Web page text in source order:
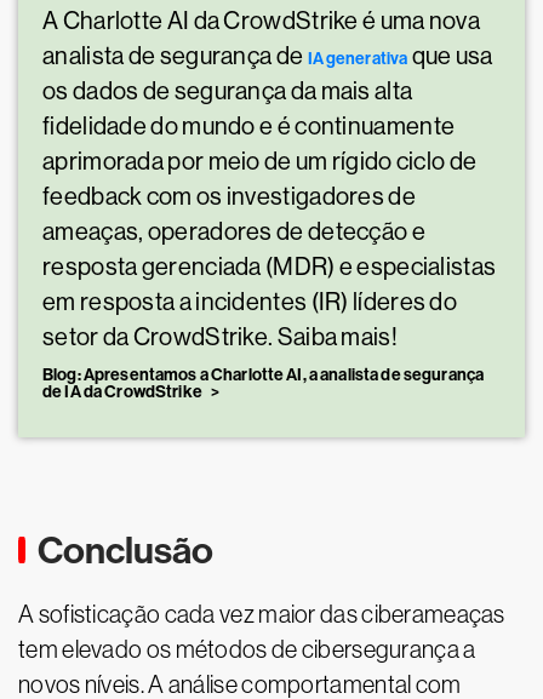
A Charlotte AI da CrowdStrike é uma nova
analista de segurança de IA generativa que usa
os dados de segurança da mais alta
fidelidade do mundo e é continuamente
aprimorada por meio de um rígido ciclo de
feedback com os investigadores de
ameaças, operadores de detecção e
resposta gerenciada (MDR) e especialistas
em resposta a incidentes (IR) líderes do
setor da CrowdStrike. Saiba mais!
Blog: Apresentamos a Charlotte AI, a analista de segurança
de IA da CrowdStrike
Conclusão
A sofisticação cada vez maior das ciberameaças
tem elevado os métodos de cibersegurança a
novos níveis. A análise comportamental com